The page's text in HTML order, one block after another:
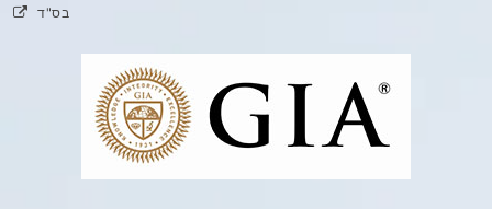
בס"ד